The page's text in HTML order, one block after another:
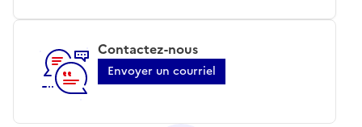
Contactez-nous
Envoyer un courriel